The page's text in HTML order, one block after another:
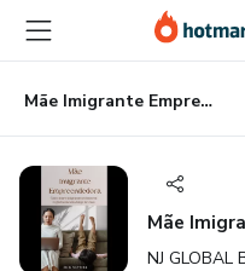
para
conteúdo
principal
para
pagamento
para
rodapé
Mãe Imigrante Empreendedora
Mãe
NJ GLOBAL